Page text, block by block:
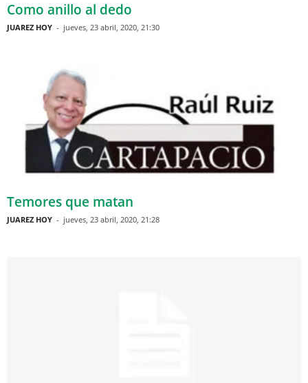
Como anillo al dedo
JUAREZ HOY - jueves, 23 abril, 2020, 21:30
Temores que matan
JUAREZ HOY - jueves, 23 abril, 2020, 21:28